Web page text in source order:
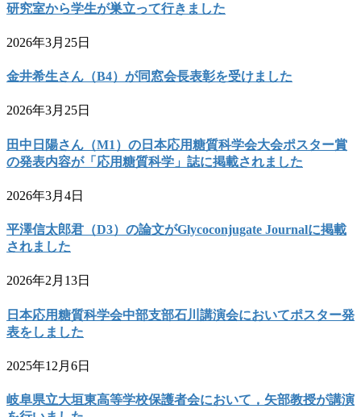
研究室から学生が巣立って行きました
2026年3月25日
金井希生さん（B4）が同窓会長表彰を受けました
2026年3月25日
田中日陽さん（M1）の日本応用糖質科学会大会ポスター賞
の発表内容が「応用糖質科学」誌に掲載されました
2026年3月4日
平澤信太郎君（D3）の論文がGlycoconjugate Journalに掲載
されました
2026年2月13日
日本応用糖質科学会中部支部石川講演会においてポスター発
表をしました
2025年12月6日
岐阜県立大垣東高等学校保護者会において，矢部教授が講演